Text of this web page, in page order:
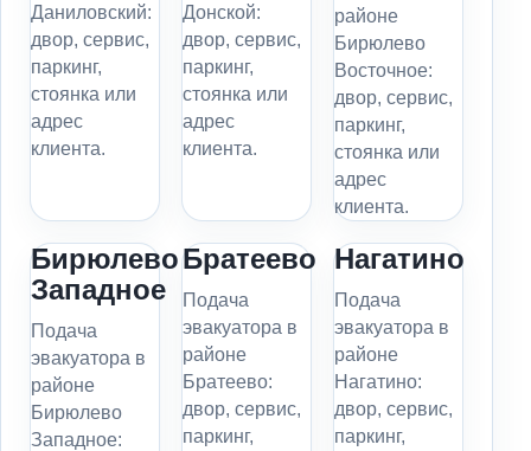
Даниловский:
двор, сервис,
паркинг,
стоянка или
адрес
клиента.
Донской:
двор, сервис,
паркинг,
стоянка или
адрес
клиента.
районе
Бирюлево
Восточное:
двор, сервис,
паркинг,
стоянка или
адрес
клиента.
Бирюлево
Западное
Подача
эвакуатора в
районе
Бирюлево
Западное:
Братеево
Подача
эвакуатора в
районе
Братеево:
двор, сервис,
паркинг,
Нагатино
Подача
эвакуатора в
районе
Нагатино:
двор, сервис,
паркинг,